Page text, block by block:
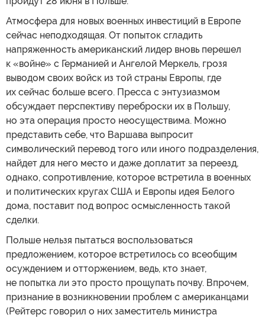
Атмосфера для новых военных инвестиций в Европе
сейчас неподходящая. От попыток сгладить
напряженность американский лидер вновь перешел
к «войне» с Германией и Ангелой Меркель, грозя
выводом своих войск из той страны Европы, где
их сейчас больше всего. Пресса с энтузиазмом
обсуждает перспективу переброски их в Польшу,
но эта операция просто неосуществима. Можно
представить себе, что Варшава выпросит
символический перевод того или иного подразделения,
найдет для него место и даже доплатит за переезд,
однако, сопротивление, которое встретила в военных
и политических кругах США и Европы идея Белого
дома, поставит под вопрос осмысленность такой
сделки.
Польше нельзя пытаться воспользоваться
предложением, которое встретилось со всеобщим
осуждением и отторжением, ведь, кто знает,
не попытка ли это просто прощупать почву. Впрочем,
признание в возникновении проблем с американцами
(Рейтерс говорил о них заместитель министра